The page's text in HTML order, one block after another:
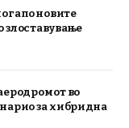
по новите
злоставување
во
за хибридна